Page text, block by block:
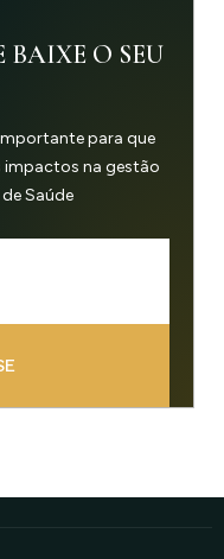
BAIXE O SEU
para que
impactos na gestão
Saúde